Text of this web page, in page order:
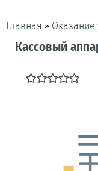
Главная » Оказание
Кассовый